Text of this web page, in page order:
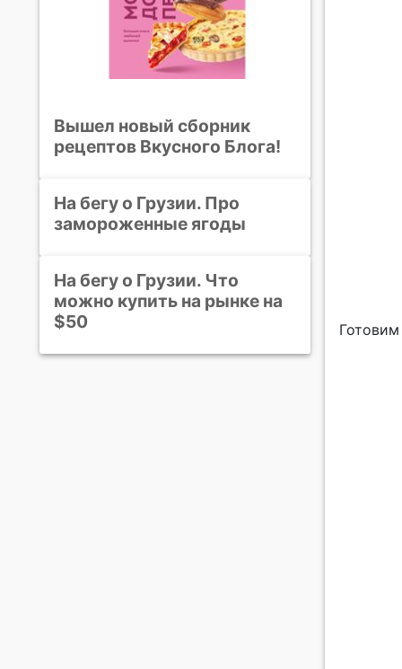
Вышел новый сборник
рецептов Вкусного Блога!
На бегу о Грузии. Про
замороженные ягоды
На бегу о Грузии. Что
можно купить на рынке на
$50